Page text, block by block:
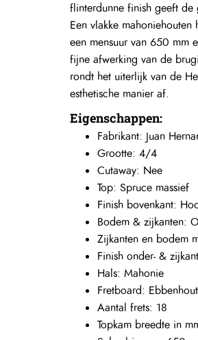
flinterdunne finish geeft
Een vlakke
een mensuur van 650 mm
fijne afwerking van de
rondt het uiterlijk van de
esthetische manier af.
Eigenschappen:
Fabrikant: Juan
Grootte: 4/4
Cutaway: Nee
Top: Spruce massief
Finish bovenkant:
Bodem & zijkanten:
Zijkanten en bodem
Finish onder- &
Hals: Mahonie
Fretboard: Ebbenhout
Aantal frets: 18
Topkam breedte in